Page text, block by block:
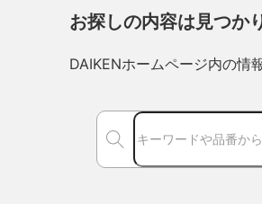
お探しの内容は見つか
DAIKENホームページ内の情